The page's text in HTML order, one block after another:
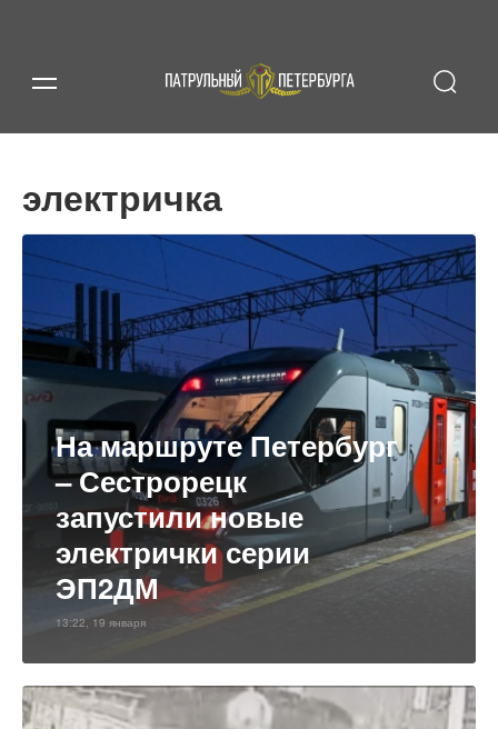
электричка
На маршруте Петербург
– Сестрорецк
запустили новые
электрички серии
ЭП2ДМ
13:22, 19 января